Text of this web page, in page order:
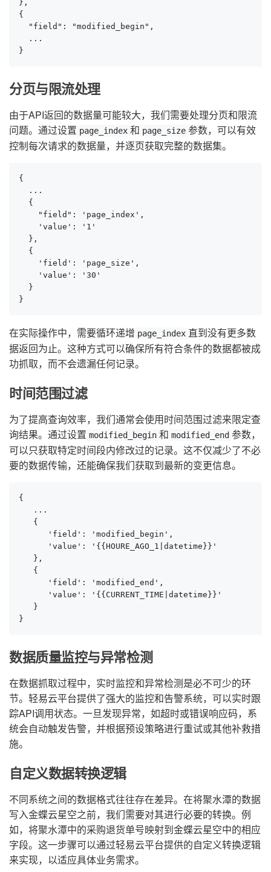
},
{
  "field": "modified_begin",
  ...
}
分页与限流处理
由于API返回的数据量可能较大，我们需要处理分页和限流
问题。通过设置 page_index 和 page_size 参数，可以有效
控制每次请求的数据量，并逐页获取完整的数据集。
{
  ...
  {
    "field": 'page_index',
    'value': '1'
  },
  {
    'field': 'page_size',
    'value': '30'
  }
}
在实际操作中，需要循环递增 page_index 直到没有更多数
据返回为止。这种方式可以确保所有符合条件的数据都被成
功抓取，而不会遗漏任何记录。
时间范围过滤
为了提高查询效率，我们通常会使用时间范围过滤来限定查
询结果。通过设置 modified_begin 和 modified_end 参数，
可以只获取特定时间段内修改过的记录。这不仅减少了不必
要的数据传输，还能确保我们获取到最新的变更信息。
{
   ...
   {
      'field': 'modified_begin',
      'value': '{{HOURE_AGO_1|datetime}}'
   },
   {
      'field': 'modified_end',
      'value': '{{CURRENT_TIME|datetime}}'
   }
}
数据质量监控与异常检测
在数据抓取过程中，实时监控和异常检测是必不可少的环
节。轻易云平台提供了强大的监控和告警系统，可以实时跟
踪API调用状态。一旦发现异常，如超时或错误响应码，系
统会自动触发告警，并根据预设策略进行重试或其他补救措
施。
自定义数据转换逻辑
不同系统之间的数据格式往往存在差异。在将聚水潭的数据
写入金蝶云星空之前，我们需要对其进行必要的转换。例
如，将聚水潭中的采购退货单号映射到金蝶云星空中的相应
字段。这一步骤可以通过轻易云平台提供的自定义转换逻辑
来实现，以适应具体业务需求。